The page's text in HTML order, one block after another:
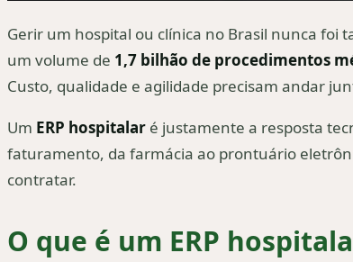
Gerir um hospital ou clínica no Brasil nunca foi
um volume de 1,7 bilhão de procedimentos
Custo, qualidade e agilidade precisam andar
Um ERP hospitalar é justamente a resposta
faturamento, da farmácia ao prontuário
contratar.
O que é um ERP